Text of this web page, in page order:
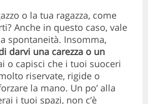
o la tua ragazza, come
Anche in questo caso, vale
spontaneità. Insomma,
darvi una carezza o un
o capisci che i tuoi suoceri
riservate, rigide o
la mano. Un po’ alla
i tuoi spazi, non c’è